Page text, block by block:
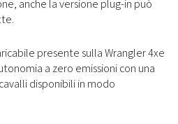
anche la versione plug-in può
presente sulla Wrangler 4xe
a zero emissioni con una
disponibili in modo